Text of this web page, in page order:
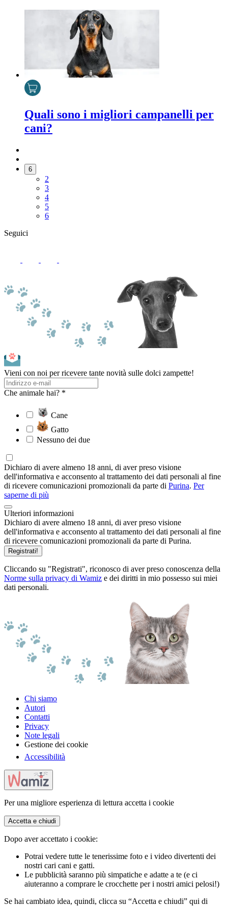
Quali sono i migliori campanelli per
cani?
6
2
3
4
5
6
Seguici
Vieni con noi per ricevere tante novità sulle dolci zampette!
Che animale hai? *
Cane
Gatto
Nessuno dei due
Dichiaro di avere almeno 18 anni, di aver preso visione
dell'informativa e acconsento al trattamento dei dati personali al fine
di ricevere comunicazioni promozionali da parte di Purina. Per
saperne di più
Ulteriori informazioni
Dichiaro di avere almeno 18 anni, di aver preso visione
dell'informativa e acconsento al trattamento dei dati personali al fine
di ricevere comunicazioni promozionali da parte di Purina.
Registrati!
Cliccando su "Registrati", riconosco di aver preso conoscenza della
Norme sulla privacy di Wamiz e dei diritti in mio possesso sui miei
dati personali.
Chi siamo
Autori
Contatti
Privacy
Note legali
Gestione dei cookie
Accessibilità
Per una migliore esperienza di lettura accetta i cookie
Accetta e chiudi
Dopo aver accettato i cookie:
Potrai vedere tutte le tenerissime foto e i video divertenti dei
nostri cari cani e gatti.
Le pubblicità saranno più simpatiche e adatte a te (e ci
aiuteranno a comprare le crocchette per i nostri amici pelosi!)
Se hai cambiato idea, quindi, clicca su “Accetta e chiudi” qui di